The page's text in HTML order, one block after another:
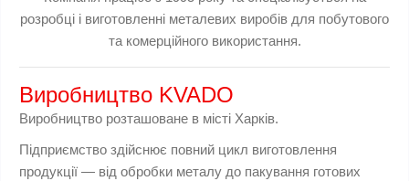
розробці і виготовленні металевих виробів для побутового
та комерційного використання.
Виробництво KVADO
Виробництво розташоване в місті Харків.
Підприємство здійснює повний цикл виготовлення
продукції — від обробки металу до пакування готових